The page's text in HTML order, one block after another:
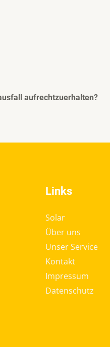
aufrechtzuerhalten?
Links
Solar
Über uns
Unser Service
Kontakt
Impressum
Datenschutz